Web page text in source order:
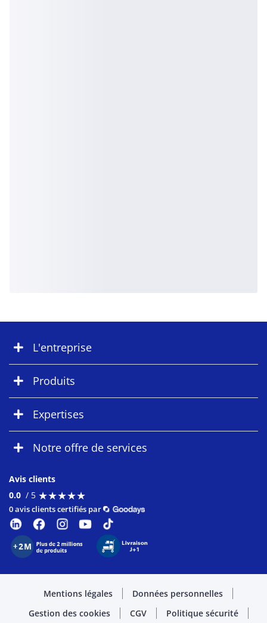
L'entreprise
Produits
Expertises
Notre offre de services
Avis clients
0.0 / 5 ★★★★★
★★★★★
0 avis clients certifiés par
Mentions légales
Données personnelles
Gestion des cookies
CGV Politique sécurité